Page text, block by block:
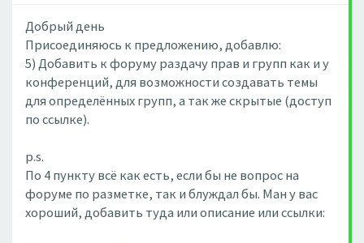
Добрый день
Присоединяюсь к предложению, добавлю:
5) Добавить к форуму раздачу прав и групп как и у
конференций, для возможности создавать темы
для определённых групп, а так же скрытые (доступ
по ссылке).
p.s.
По 4 пункту всё как есть, если бы не вопрос на
форуме по разметке, так и блуждал бы. Ман у вас
хороший, добавить туда или описание или ссылки: